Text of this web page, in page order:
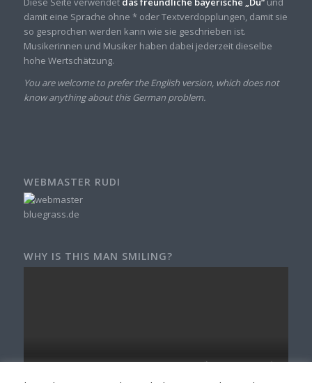
damit eine Sprache ohne * oder Textverdopplungen, damit sie
so gesprochen werden kann wie sie geschrieben ist.
Musikerinnen und Musiker haben dabei jederzeit dieselbe
hohe Wertschätzung.
You are welcome to prefer the English version, which does not
know anything about this German problem.
WEBMASTER RUDI
WHY IS THIS MAN SMILING?